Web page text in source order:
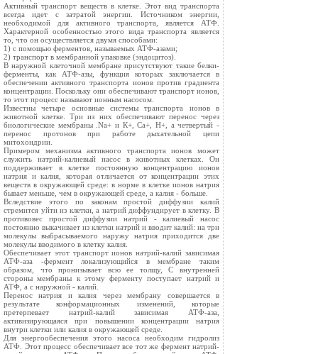
Активный транспорт веществ в клетке. Этот вид транспорта
всегда идет с затратой энергии. Источником энергии,
необходимой для активного транспорта, является АТФ.
Характерной особенностью этого вида транспорта является
то, что он осуществляется двумя способами:
1) с помощью ферментов, называемых АТФ-азами;
2) транспорт в мембранной упаковке (эндоцитоз).
В наружной клеточной мембране присутствуют такие белки-
ферменты, как АТФ-азы, функция которых заключается в
обеспечении активного транспорта ионов против градиента
концентрации. Поскольку они обеспечивают транспорт ионов,
то этот процесс называют ионным насосом.
Известны четыре основные системы транспорта ионов в
животной клетке. Три из них обеспечивают перенос через
биологические мембраны .Na+ и К+, Са+, Н+, а четвертый -
перенос протонов при работе дыхательной цепи
митохондрии.
Примером механизма активного транспорта ионов может
служить натрий-калиевый насос в животных клетках. Он
поддерживает в клетке постоянную концентрацию ионов
натрия и калия, которая отличается от кон­центрации этих
веществ в окружающей среде: в норме в клетке ионов натрия
бывает меньше, чем в окружающей среде, а калия - больше.
Вследствие этого по законам простой диффузии калий
стремится уйти из клетки, а натрий диффундирует в клетку. В
противовес простой диффузии натрий - калиевый насос
постоянно выкачивает из клетки натрий и вводит калий: на три
молекулы выбрасываемого наружу натрия приходится две
молекулы вводимого в клетку калия.
Обеспечивает этот транспорт ионов натрий-калий зависимая
АТФ-аза -фермент локализующийся в мембране таким
образом, что пронизывает всю ее толщу, С внутренней
стороны мембраны к этому ферменту поступает натрий и
АТФ, а с наружной - калий.
Перенос натрия и калия через мембрану совершается в
результате конформационных изменений, которые
претерпевает натрий-калий зависимая АТФ-аза,
активизирующаяся при повышении концентрации натрия
внутри клетки или калия в окружающей среде.
Для энергообеспечения этого насоса необходим гидролиз
АТФ. Этот процесс обеспечивает все тот же фермент натрий-